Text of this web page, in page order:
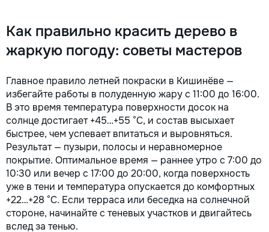
Как правильно красить дерево в
жаркую погоду: советы мастеров
Главное правило летней покраски в Кишинёве —
избегайте работы в полуденную жару с 11:00 до 16:00.
В это время температура поверхности досок на
солнце достигает +45…+55 °C, и состав высыхает
быстрее, чем успевает впитаться и выровняться.
Результат — пузыри, полосы и неравномерное
покрытие. Оптимальное время — раннее утро с 7:00 до
10:30 или вечер с 17:00 до 20:00, когда поверхность
уже в тени и температура опускается до комфортных
+22…+28 °C. Если терраса или беседка на солнечной
стороне, начинайте с теневых участков и двигайтесь
вслед за тенью.